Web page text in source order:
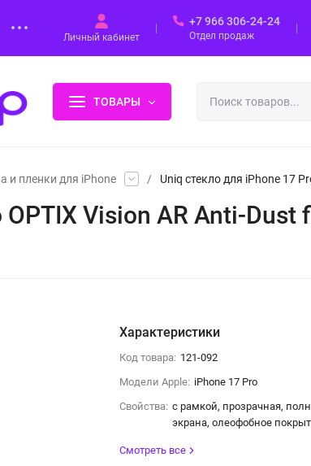
Личный кабинет
+7 966 306-24-24
Отдел продаж
ТОВАРЫ
и пленки для iPhone / Uniq стекло для iPhone 17
Vision AR Anti-
Характеристики
Код товара: 121-092
Модели Apple: iPhone 17 Pro
Свойства: с рамкой, прозрачная,
экрана, олеофобное
Смотреть все